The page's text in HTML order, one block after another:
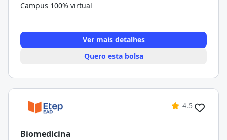
Campus 100% virtual
Ver mais detalhes
Quero esta bolsa
4.5
Biomedicina